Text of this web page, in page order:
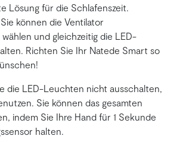
Lösung für die Schlafenszeit.
können die Ventilator
und gleichzeitig die LED-
Richten Sie Ihr Natede Smart so
die LED-Leuchten nicht ausschalten,
Sie können das gesamten
indem Sie Ihre Hand für 1 Sekunde
halten.